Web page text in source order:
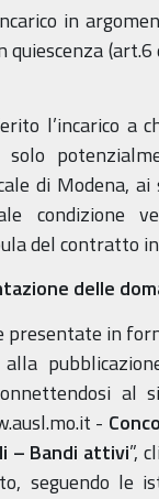
in
quiescenza
l’incarico a
solo
di Modena,
condizione
del contratto
delle
presentate in
al
-
– Bandi attivi”,
seguendo le